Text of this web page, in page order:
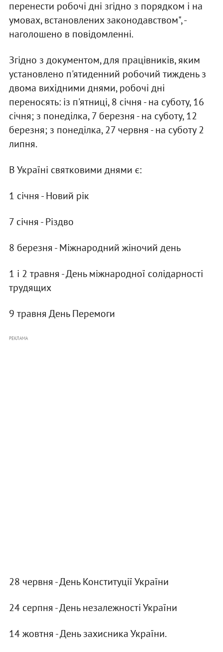
перенести робочі дні згідно з порядком і на
умовах, встановлених законодавством", -
наголошено в повідомленні.
Згідно з документом, для працівників, яким
установлено п'ятиденний робочий тиждень з
двома вихідними днями, робочі дні
переносять: із п'ятниці, 8 січня - на суботу, 16
січня; з понеділка, 7 березня - на суботу, 12
березня; з понеділка, 27 червня - на суботу 2
липня.
В Україні святковими днями є:
1 січня - Новий рік
7 січня - Різдво
8 березня - Міжнародний жіночий день
1 і 2 травня - День міжнародної солідарності
трудящих
9 травня День Перемоги
РЕКЛАМА
28 червня - День Конституції України
24 серпня - День незалежності України
14 жовтня - День захисника України.